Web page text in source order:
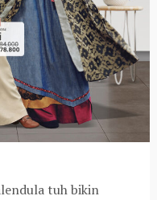
tuh bikin